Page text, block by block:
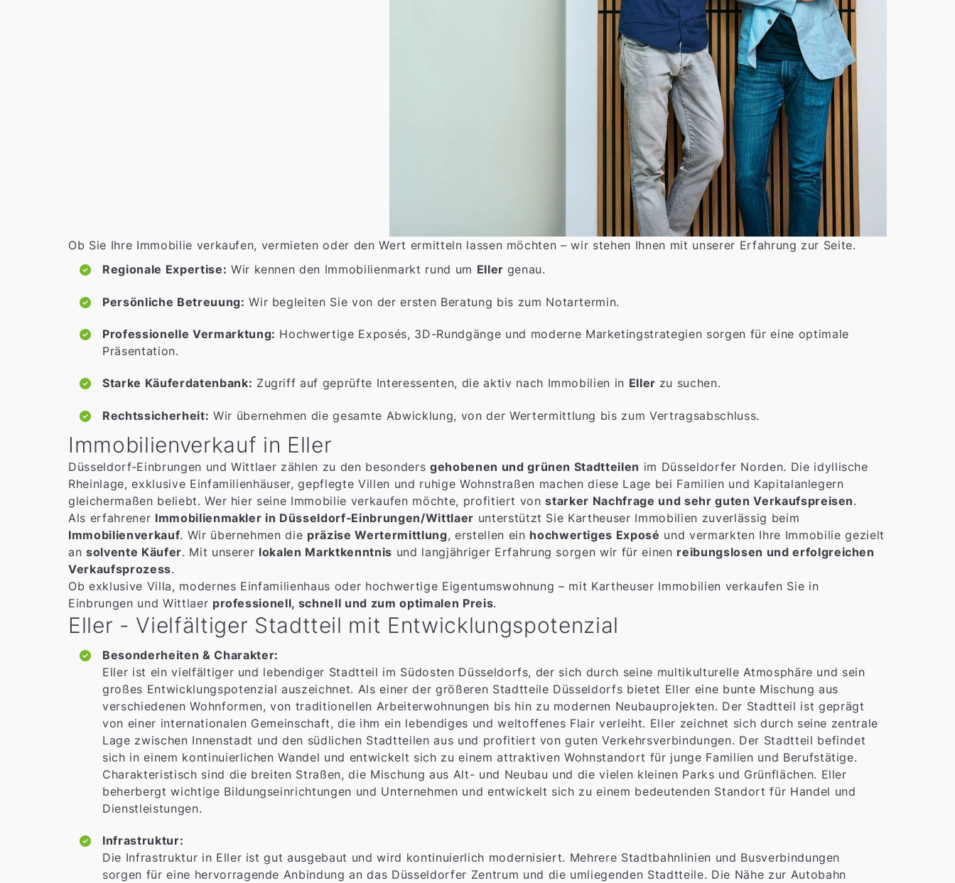
Ob Sie Ihre Immobilie verkaufen, vermieten oder den Wert ermitteln lassen möchten – wir stehen Ihnen mit unserer Erfahrung zur Seite.
Regionale Expertise: Wir kennen den Immobilienmarkt rund um Eller genau.
Persönliche Betreuung: Wir begleiten Sie von der ersten Beratung bis zum Notartermin.
Professionelle Vermarktung: Hochwertige Exposés, 3D-Rundgänge und moderne Marketingstrategien sorgen für eine optimale
Präsentation.
Starke Käuferdatenbank: Zugriff auf geprüfte Interessenten, die aktiv nach Immobilien in Eller zu suchen.
Rechtssicherheit: Wir übernehmen die gesamte Abwicklung, von der Wertermittlung bis zum Vertragsabschluss.
Immobilienverkauf in Eller
Düsseldorf‑Einbrungen und Wittlaer zählen zu den besonders gehobenen und grünen Stadtteilen im Düsseldorfer Norden. Die idyllische
Rheinlage, exklusive Einfamilienhäuser, gepflegte Villen und ruhige Wohnstraßen machen diese Lage bei Familien und Kapitalanlegern
gleichermaßen beliebt. Wer hier seine Immobilie verkaufen möchte, profitiert vonstarker Nachfrage und sehr guten Verkaufspreisen.
Als erfahrener Immobilienmakler in Düsseldorf‑Einbrungen/Wittlaer unterstützt Sie Kartheuser Immobilien zuverlässig beim
Immobilienverkauf. Wir übernehmen die präzise Wertermittlung, erstellen ein hochwertiges Exposé und vermarkten Ihre Immobilie gezielt
an solvente Käufer. Mit unserer lokalen Marktkenntnis und langjähriger Erfahrung sorgen wir für einen reibungslosen und erfolgreichen
Verkaufsprozess.
Ob exklusive Villa, modernes Einfamilienhaus oder hochwertige Eigentumswohnung – mit Kartheuser Immobilien verkaufen Sie in
Einbrungen und Wittlaer professionell, schnell und zum optimalen Preis.
Eller - Vielfältiger Stadtteil mit Entwicklungspotenzial
Besonderheiten & Charakter:
Eller ist ein vielfältiger und lebendiger Stadtteil im Südosten Düsseldorfs, der sich durch seine multikulturelle Atmosphäre und sein
großes Entwicklungspotenzial auszeichnet. Als einer der größeren Stadtteile Düsseldorfs bietet Eller eine bunte Mischung aus
verschiedenen Wohnformen, von traditionellen Arbeiterwohnungen bis hin zu modernen Neubauprojekten. Der Stadtteil ist geprägt
von einer internationalen Gemeinschaft, die ihm ein lebendiges und weltoffenes Flair verleiht. Eller zeichnet sich durch seine zentrale
Lage zwischen Innenstadt und den südlichen Stadtteilen aus und profitiert von guten Verkehrsverbindungen. Der Stadtteil befindet
sich in einem kontinuierlichen Wandel und entwickelt sich zu einem attraktiven Wohnstandort für junge Familien und Berufstätige.
Charakteristisch sind die breiten Straßen, die Mischung aus Alt- und Neubau und die vielen kleinen Parks und Grünflächen. Eller
beherbergt wichtige Bildungseinrichtungen und Unternehmen und entwickelt sich zu einem bedeutenden Standort für Handel und
Dienstleistungen.
Infrastruktur:
Die Infrastruktur in Eller ist gut ausgebaut und wird kontinuierlich modernisiert. Mehrere Stadtbahnlinien und Busverbindungen
sorgen für eine hervorragende Anbindung an das Düsseldorfer Zentrum und die umliegenden Stadtteile. Die Nähe zur Autobahn